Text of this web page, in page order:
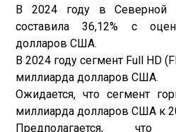
В 2024 году в Северной
составила 36,12% с
долларов США.
В 2024 году сегмент Full HD
миллиарда долларов США.
Ожидается, что сегмент
миллиарда долларов США к
Предполагается,